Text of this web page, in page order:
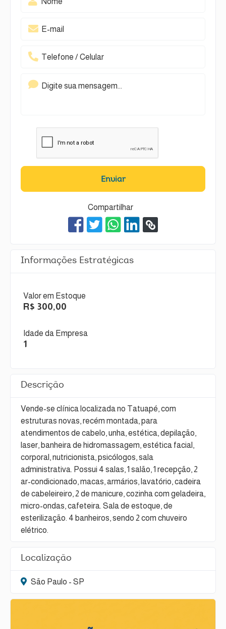
Enviar
Compartilhar
Informações Estratégicas
Valor em Estoque
R$ 300,00
Idade da Empresa
1
Descrição
Vende-se clínica localizada no Tatuapé, com
estruturas novas, recém montada, para
atendimentos de cabelo, unha, estética, depilação,
laser, banheira de hidromassagem, estética facial,
corporal, nutricionista, psicólogos, sala
administrativa. Possui 4 salas, 1 salão, 1 recepção, 2
ar-condicionado, macas, armários, lavatório, cadeira
de cabeleireiro, 2 de manicure, cozinha com geladeira,
micro-ondas, cafeteira. Sala de estoque, de
esterilização. 4 banheiros, sendo 2 com chuveiro
elétrico.
Localização
São Paulo - SP